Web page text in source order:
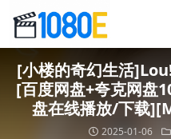
[小楼的奇幻生活
[百度网盘+夸克网盘
盘在线播放/下载
2025-01-06